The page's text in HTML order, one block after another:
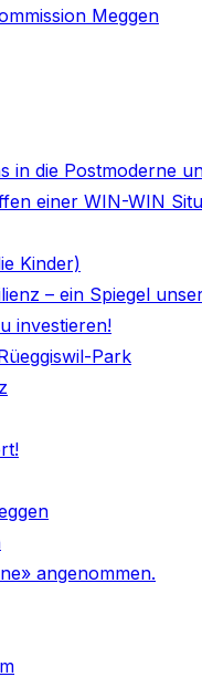
Meggen
in die Postmoderne
einer WIN-WIN
Kinder)
– ein Spiegel
investieren!
Park
angenommen.